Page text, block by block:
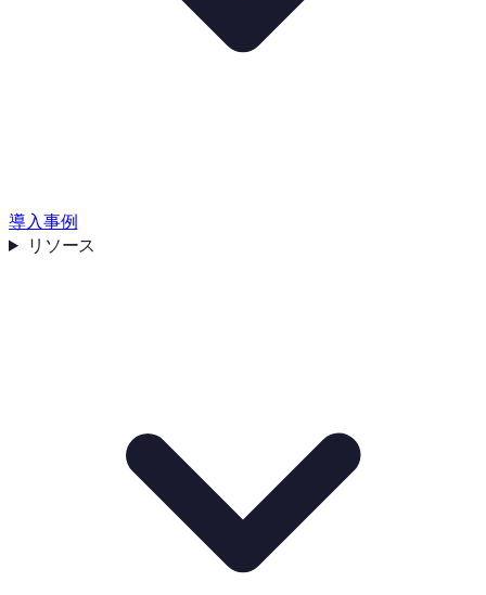
導入事例
リソース